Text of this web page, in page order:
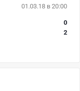
01.03.18 в 20:00
0
2